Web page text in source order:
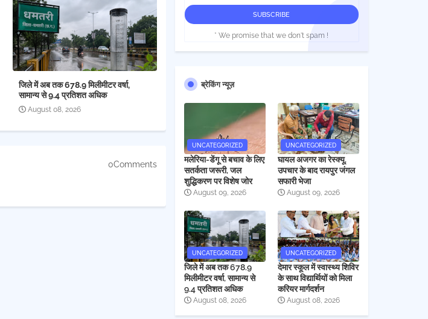
जिले में अब तक 678.9 मिलीमीटर वर्षा,
सामान्य से 9.4 प्रतिशत अधिक
August 08, 2026
0Comments
* We promise that we don't spam !
ब्रेकिंग न्यूज़
UNCATEGORIZED
मलेरिया-डेंगू से बचाव के लिए
सतर्कता जरूरी, जल
शुद्धिकरण पर विशेष जोर
August 09, 2026
UNCATEGORIZED
घायल अजगर का रेस्क्यू,
उपचार के बाद रायपुर जंगल
सफारी भेजा
August 09, 2026
UNCATEGORIZED
जिले में अब तक 678.9
मिलीमीटर वर्षा, सामान्य से
9.4 प्रतिशत अधिक
August 08, 2026
UNCATEGORIZED
देमार स्कूल में स्वास्थ्य शिविर
के साथ विद्यार्थियों को मिला
करियर मार्गदर्शन
August 08, 2026